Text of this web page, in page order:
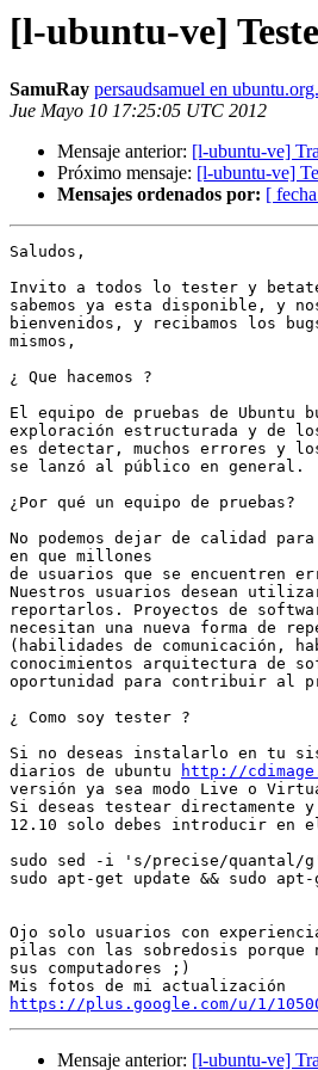
[l-ubuntu-ve]
SamuRay persaudsamuel en
Jue Mayo 10 17:25:05 UTC 2012
Mensaje anterior: [l-ubuntu-ve]
Próximo mensaje: [l-ubuntu-ve]
Mensajes ordenados por: [
Saludos,
Invito a todos lo tester y
sabemos ya esta disponible, y
bienvenidos, y recibamos los
mismos,
¿ Que hacemos ?
El equipo de pruebas de Ubuntu
exploración estructurada y de
es detectar, muchos errores y
se lanzó al público en general.
¿Por qué un equipo de pruebas?
No podemos dejar de calidad
en que millones
de usuarios que se encuentren
Nuestros usuarios desean
reportarlos. Proyectos de
necesitan una nueva forma de
(habilidades de comunicación,
conocimientos arquitectura
oportunidad para contribuir al
¿ Como soy tester ?
Si no deseas instalarlo en tu
diarios de ubuntu
http://
versión ya sea modo Live o
Si deseas testear directamente
12.10 solo debes introducir en
sudo sed -i 's/precise/
sudo apt-get update && sudo
Ojo solo usuarios con
pilas con las sobredosis porque
sus computadores ;)
https://plus.google.com/u/1/
Mensaje anterior: [l-ubuntu-ve]